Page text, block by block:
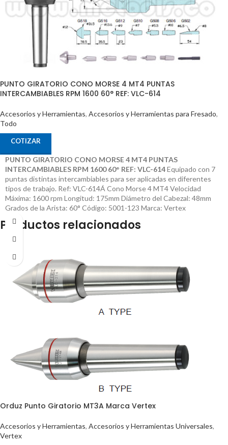
PUNTO GIRATORIO CONO MORSE 4 MT4 PUNTAS
INTERCAMBIABLES RPM 1600 60° REF: VLC-614
Accesorios y Herramientas, Accesorios y Herramientas para Fresado,
Todo
COTIZAR
PUNTO GIRATORIO CONO MORSE 4 MT4 PUNTAS
INTERCAMBIABLES RPM 1600 60° REF: VLC-614Equipado con 7
puntas distintas intercambiables para ser aplicadas en diferentes
tipos de trabajo. Ref: VLC-614Á Cono Morse 4 MT4 Velocidad
Máxima: 1600 rpm Longitud: 175mm Diámetro del Cabezal: 48mm
Grados de la Arista: 60° Código: 5001-123 Marca: Vertex
Productos relacionados
Orduz Punto Giratorio MT3A Marca Vertex
Accesorios y Herramientas, Accesorios y Herramientas Universales,
Vertex